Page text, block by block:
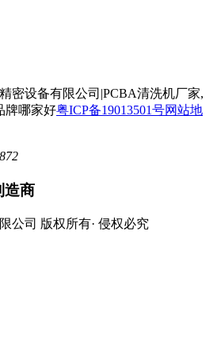
密设备有限公司|PCBA清洗机厂家,
牌哪家好粤ICP备19013501号网站地
造商
公司 版权所有· 侵权必究